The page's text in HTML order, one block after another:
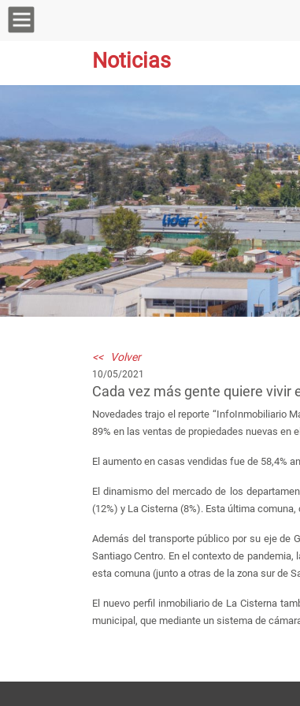
Noticias
<< Volver
10/05/2021
Cada vez más gente quiere vivir
Novedades trajo el reporte “InfoInmobiliario
89% en las ventas de propiedades nuevas en
El aumento en casas vendidas fue de 58,4%
El dinamismo del mercado de los
(12%) y La Cisterna (8%). Esta última
Además del transporte público por su eje de
Santiago Centro. En el contexto de
esta comuna (junto a otras de la zona sur de
El nuevo perfil inmobiliario de La Cisterna
municipal, que mediante un sistema de